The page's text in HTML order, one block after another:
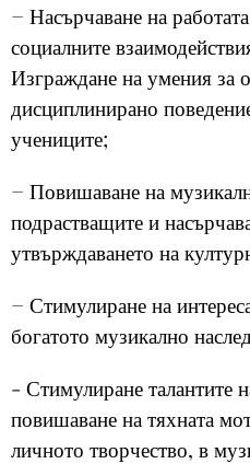
− Насърчаване на
социалните
Изграждане на умения за
дисциплинирано
учениците;
− Повишаване на
подрастващите и
утвърждаването на
− Стимулиране на
богатото музикално
- Стимулиране талантите
повишаване на тяхната
личното творчество, в